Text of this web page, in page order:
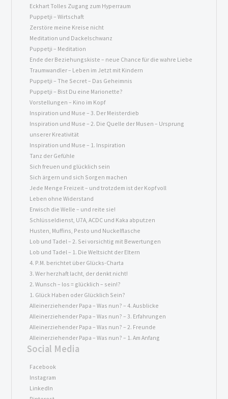
Eckhart Tolles Zugang zum Hyperraum
Puppetji – Wirtschaft
Zerstöre meine Kreise nicht
Meditation und Dackelschwanz
Puppetji – Meditation
Ende der Beziehungskiste – neue Chance für die wahre Liebe
Traumwandler – Leben im Jetzt mit Kindern
Puppetji – The Secret – Das Geheimnis
Puppetji – Bist Du eine Marionette?
Vorstellungen – Kino im Kopf
Inspiration und Muse – 3. Der Meisterdieb
Inspiration und Muse – 2. Die Quelle der Musen – Ursprung
unserer Kreativität
Inspiration und Muse – 1. Inspiration
Tanz der Gefühle
Sich freuen und glücklich sein
Sich ärgern und sich Sorgen machen
Jede Menge Freizeit – und trotzdem ist der Kopf voll
Leben ohne Widerstand
Erwisch die Welle – und reite sie!
Schlüsseldienst, U7A, ACDC und Kaka abputzen
Husten, Muffins, Pesto und Nuckelflasche
Lob und Tadel – 2. Sei vorsichtig mit Bewertungen
Lob und Tadel – 1. Die Weltsicht der Eltern
4. P.M. berichtet über Glücks-Charta
3. Wer herzhaft lacht, der denkt nicht!
2. Wunsch – los = glücklich – sein!?
1. Glück Haben oder Glücklich Sein?
Alleinerziehender Papa – Was nun? – 4. Ausblicke
Alleinerziehender Papa – Was nun? – 3. Erfahrungen
Alleinerziehender Papa – Was nun? – 2. Freunde
Alleinerziehender Papa – Was nun? – 1. Am Anfang
Social Media
Facebook
Instagram
LinkedIn